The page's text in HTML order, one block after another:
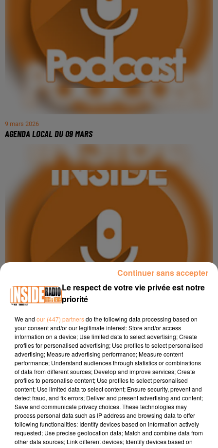
9 mars 2026
AGENDA LOCAL DU 09 MARS
6 mars 2026
AGENDA LOCAL DU 06 MARS
Le respect de votre vie privée est notre
priorité
We and our (447) partnersdo the following data processing based on
your consent and/or our legitimate interest: Store and/or access
information on a device; Use limited data to select advertising; Create
profiles for personalised advertising; Use profiles to select personalised
advertising; Measure advertising performance; Measure content
performance; Understand audiences through statistics or combinations
of data from different sources; Develop and improve services; Create
profiles to personalise content; Use profiles to select personalised
content; Use limited data to select content; Ensure security, prevent and
detect fraud, and fix errors; Deliver and present advertising and content;
Save and communicate privacy choices. These technologies may
process personal data such as IP address and browsing data to offer
following functionalities: Identify devices based on information actively
requested; Use precise geolocation data; Match and combine data from
other data sources; Link different devices; Identify devices based on
Continuer sans accepter